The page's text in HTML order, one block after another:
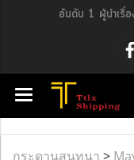
อันดับ 1 ผู้นำเรื่อ
กระดานสนทนา >